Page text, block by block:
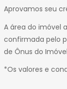
Aprovamos seu
A área do imóvel
confirmada pelo
de Ônus do
*Os valores e